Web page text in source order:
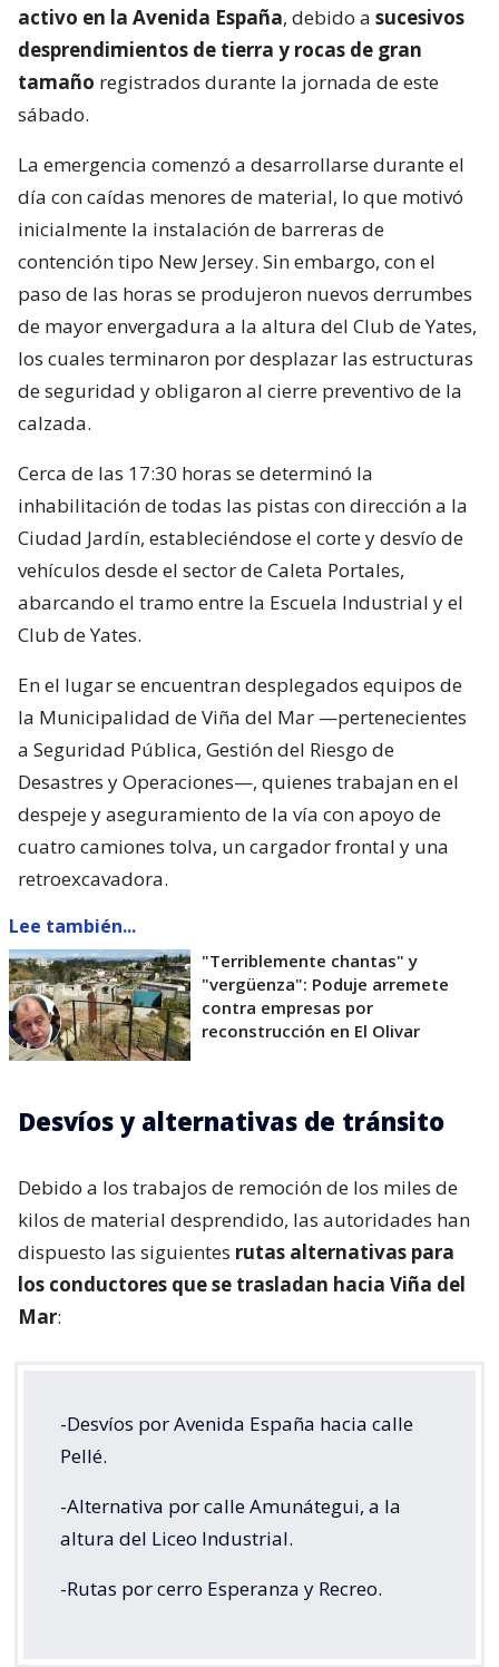
activo en la Avenida España, debido a sucesivos
desprendimientos de tierra y rocas de gran
tamaño registrados durante la jornada de este
sábado.
La emergencia comenzó a desarrollarse durante el
día con caídas menores de material, lo que motivó
inicialmente la instalación de barreras de
contención tipo New Jersey. Sin embargo, con el
paso de las horas se produjeron nuevos derrumbes
de mayor envergadura a la altura del Club de Yates,
los cuales terminaron por desplazar las estructuras
de seguridad y obligaron al cierre preventivo de la
calzada.
Cerca de las 17:30 horas se determinó la
inhabilitación de todas las pistas con dirección a la
Ciudad Jardín, estableciéndose el corte y desvío de
vehículos desde el sector de Caleta Portales,
abarcando el tramo entre la Escuela Industrial y el
Club de Yates.
En el lugar se encuentran desplegados equipos de
la Municipalidad de Viña del Mar —pertenecientes
a Seguridad Pública, Gestión del Riesgo de
Desastres y Operaciones—, quienes trabajan en el
despeje y aseguramiento de la vía con apoyo de
cuatro camiones tolva, un cargador frontal y una
retroexcavadora.
Lee también...
"Terriblemente chantas" y
"vergüenza": Poduje arremete
contra empresas por
reconstrucción en El Olivar
Desvíos y alternativas de tránsito
Debido a los trabajos de remoción de los miles de
kilos de material desprendido, las autoridades han
dispuesto las siguientes rutas alternativas para
los conductores que se trasladan hacia Viña del
Mar:
-Desvíos por Avenida España hacia calle
Pellé.
-Alternativa por calle Amunátegui, a la
altura del Liceo Industrial.
-Rutas por cerro Esperanza y Recreo.